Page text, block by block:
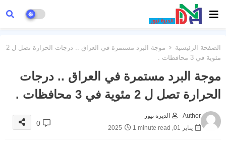
الصفحة الرئيسية
موجة البرد مستمرة في العراق .. درجات الحرارة تصل ل 2
مئوية في 3 محافظات .
موجة البرد مستمرة في العراق .. درجات
الحرارة تصل ل 2 مئوية في 3 محافظات .
Author -
الديرة نيوز
يناير 01, 2025
1 minute read
0